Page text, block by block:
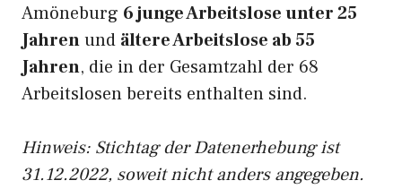
Amöneburg 6 junge Arbeitslose unter 25
Jahrenund ältere Arbeitslose ab 55
Jahren, die in der Gesamtzahl der 68
Arbeitslosen bereits enthalten sind.
Hinweis: Stichtag der Datenerhebung ist
31.12.2022, soweit nicht anders angegeben.